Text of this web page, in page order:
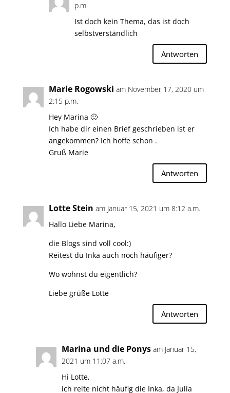
p.m.
Ist doch kein Thema, das ist doch
selbstverständlich
Antworten
Marie Rogowski am November 17, 2020 um
2:15 p.m.
Hey Marina 🙂
Ich habe dir einen Brief geschrieben ist er
angekommen? Ich hoffe schon .
Gruß Marie
Antworten
Lotte Stein am Januar 15, 2021 um 8:12 a.m.
Hallo Liebe Marina,
die Blogs sind voll cool:)
Reitest du Inka auch noch häufiger?
Wo wohnst du eigentlich?
Liebe grüße Lotte
Antworten
Marina und die Ponys am Januar 15,
2021 um 11:07 a.m.
Hi Lotte,
ich reite nicht häufig die Inka, da Julia